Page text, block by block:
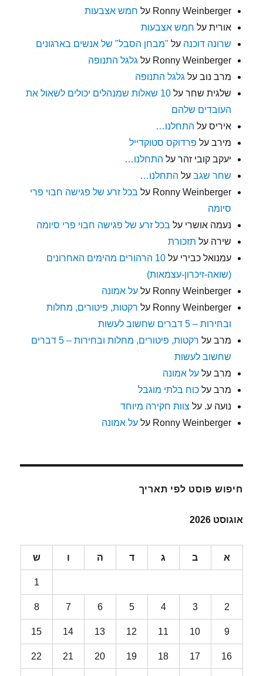
Ronny Weinberger על חמש אצבעות
אורית על חמש אצבעות
שרונה דוכנה על "מבחן הסבל" של אנשים בארגונים
Ronny Weinberger על גלגל התנופה
מרב נוב על גלגל התנופה
שלגית שחר על
10 שאלות שמנהלים יכולים לשאול את
העובדים שלהם
איריס על התחלנו…
מירב על פרדוקס סטוקדייל
יעקב קובי זהר על התחלנו…
שחר שגב על התחלנו…
Ronny Weinberger על בכל זרע של פגישה חבוי פרי
סיומה
נעמה אושרי על בכל זרע של פגישה חבוי פרי סיומה
שירה על תזכורת
עמנואל כבירי על
10 הרהורים מהימים האחרונים
(שואה-זיכרון-עצמאות)
Ronny Weinberger עלעל אמונה
Ronny Weinberger על רקטות, פיטורים, מחלות
ובחירות – 5 דברים שחשוב לעשות
מרב על
רקטות, פיטורים, מחלות ובחירות – 5 דברים
שחשוב לעשות
מרב עלעל אמונה
מרב עלכוח בלתי מוגבל
נועה ע. על צוות חקירה מיוחד
Ronny Weinberger עלעל אמונה
חיפוש פוסט לפי תאריך
אוגוסט 2026
א ב ג ד ה ו ש
1
2
3
4
5
6
7
8
9
10
11
12
13
14
15
16
17
18
19
20
21
22